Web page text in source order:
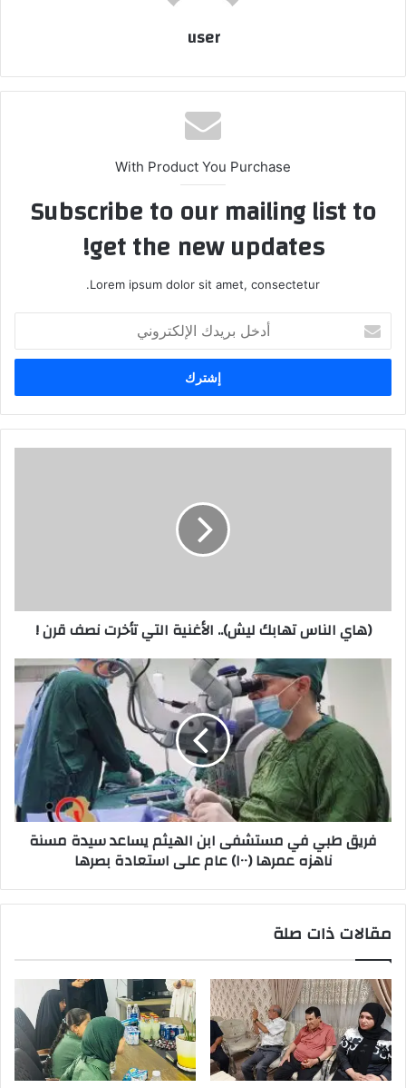
user
With Product You Purchase
Subscribe to our mailing list to
get the new updates!
Lorem ipsum dolor sit amet, consectetur.
بريدك
الإلكتروني
قرن
(هاي الناس تهابك ليش).. الأغنية التي تأخرت نصف قرن !
مستشفى
الهيثم
يساعد
سيدة
مسنة
ناهزه
عام
استعادة
فريق طبي في مستشفى ابن الهيثم يساعد سيدة مسنة
ناهزه عمرها (١٠٠) عام على استعادة بصرها
مقالات ذات صلة